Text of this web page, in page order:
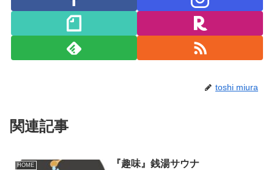
toshi miura
関連記事
HOME 『趣味』銭湯サウナ